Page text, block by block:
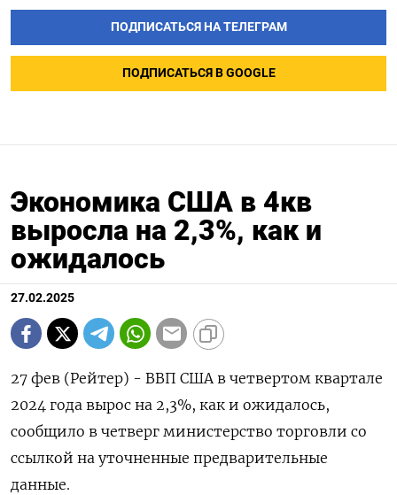
ПОДПИСАТЬСЯ НА ТЕЛЕГРАМ
ПОДПИСАТЬСЯ В GOOGLE
Экономика США в 4кв
выросла на 2,3%, как и
ожидалось
27.02.2025
27 фев (Рейтер) - ВВП США в четвертом квартале
2024 года вырос на 2,3%, как и ожидалось,
сообщило в четверг министерство торговли со
ссылкой на уточненные предварительные
данные.